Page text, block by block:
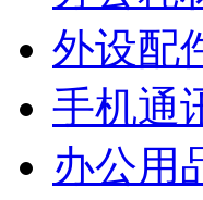
外设配
手机通
办公用